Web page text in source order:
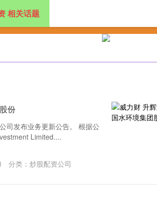
股票配资公司排名
相关话题
份
司发布业务更新公告。 根据公
Limited....
分类： 炒股配资公司